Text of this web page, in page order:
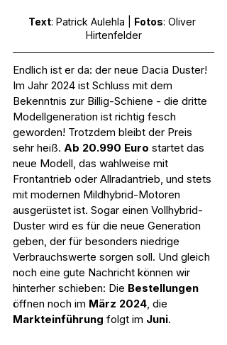
Text: Patrick Aulehla | Fotos: Oliver
Hirtenfelder
Endlich ist er da: der neue Dacia Duster!
Im Jahr 2024 ist Schluss mit dem
Bekenntnis zur Billig-Schiene - die dritte
Modellgeneration ist richtig fesch
geworden! Trotzdem bleibt der Preis
sehr heiß. Ab 20.990 Euro startet das
neue Modell, das wahlweise mit
Frontantrieb oder Allradantrieb, und stets
mit modernen Mildhybrid-Motoren
ausgerüstet ist. Sogar einen Vollhybrid-
Duster wird es für die neue Generation
geben, der für besonders niedrige
Verbrauchswerte sorgen soll. Und gleich
noch eine gute Nachricht können wir
hinterher schieben: Die Bestellungen
öffnen noch im März 2024, die
Markteinführung folgt im Juni.